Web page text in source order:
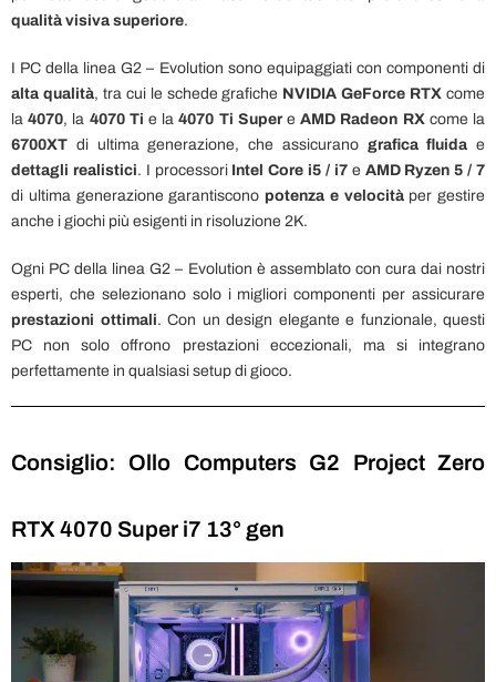
qualità visiva superiore.
I PC della linea G2 – Evolution sono equipaggiati con componenti di
alta qualità, tra cui le schede grafiche NVIDIA GeForce RTX come
la4070, la 4070 Ti e la4070 Ti SupereAMD Radeon RXcome la
6700XT di ultima generazione, che assicurano grafica fluida e
dettagli realistici. I processori Intel Core i5 / i7e AMD Ryzen 5 / 7
di ultima generazione garantiscono potenza e velocitàper gestire
anche i giochi più esigenti in risoluzione 2K.
Ogni PC della linea G2 – Evolution è assemblato con cura dai nostri
esperti, che selezionano solo i migliori componenti per assicurare
prestazioni ottimali. Con un design elegante e funzionale, questi
PC non solo offrono prestazioni eccezionali, ma si integrano
perfettamente in qualsiasi setup di gioco.
Consiglio: Ollo Computers G2 Project Zero
RTX 4070 Super i7 13° gen